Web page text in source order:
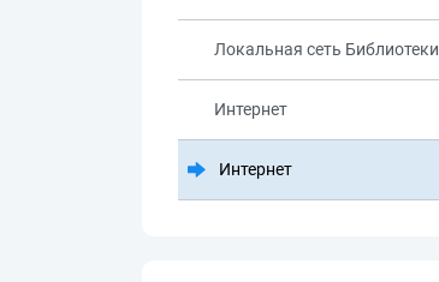
Локальная сеть Библиотеки
Интернет
Интернет